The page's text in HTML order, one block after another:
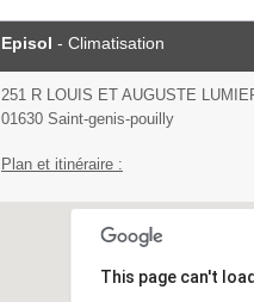
Episol - Climatisation
251 R LOUIS ET AUGUSTE
01630 Saint-genis-pouilly
Plan et itinéraire :
This page can't